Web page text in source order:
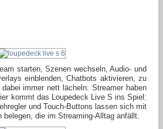
starten, Szenen wechseln, Audio- und
einblenden, Chatbots aktivieren, zu
immer nett lächeln: Streamer haben
kommt das Loupedeck Live S ins Spiel:
und Touch-Buttons lassen sich mit
belegen, die im Streaming-Alltag anfällt.